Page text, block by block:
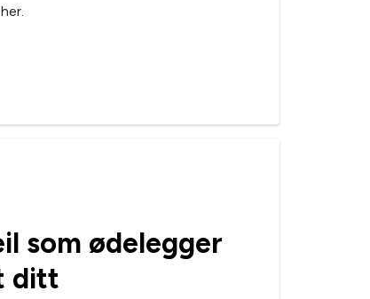
som ødelegger
ditt